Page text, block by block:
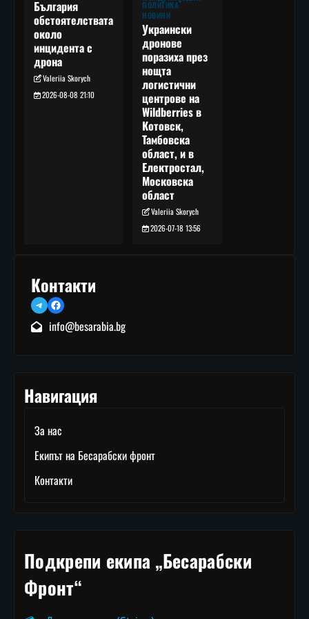
България
обстоятелствата
около
инцидента с
дрона
Valeriia Skorych
2026-08-08 21:10
ПОЛИТИКА
НОВИНИ
Украински
дронове
поразиха през
нощта
логистични
центрове на
Wildberries в
Котовск,
Тамбовска
област, и в
Електростал,
Московска
област
Valeriia Skorych
2026-07-18 13:56
Контакти
TelegramFacebook
info@besarabia.bg
Навигация
За нас
Екипът на Бесарабски фронт
Контакти
Подкрепи екипа „Бесарабски
Фронт“